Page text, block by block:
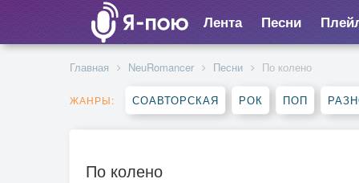
Лента Песни
Главная NeuRomancer Песни По колено
ЖАНРЫ: СОАВТОРСКАЯ РОК ПОП
По колено